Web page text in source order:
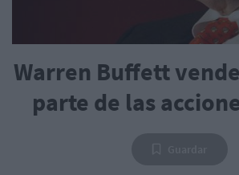
Warren Buffett
parte de las